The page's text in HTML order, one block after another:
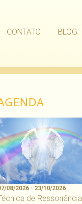
CONTATO BLOG
08/2026 - 23/10/2026
de Ressonância